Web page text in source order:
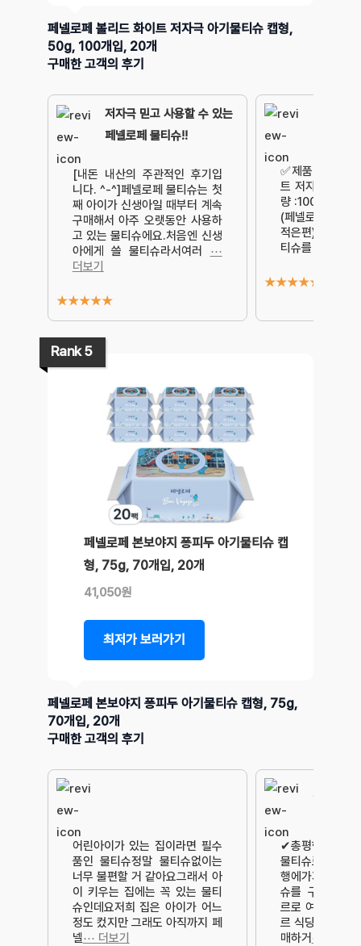
페넬로페 볼리드 화이트 저자극 아기물티슈 캡형,
50g, 100개입, 20개
구매한 고객의 후기
저자극 믿고 사용할 수 있는
페넬로페 물티슈!!
[내돈 내산의 주관적인 후기입
니다. ^-^]페넬로페 물티슈는 첫
째 아이가 신생아일 때부터 계속
구매해서 아주 오랫동안 사용하
고 있는 물티슈에요.처음엔 신생
아에게 쓸 물티슈라서여러 ⋯
더보기
★★★★★
✅️제품명:페넬
트 저자극 아기
량 :100매 ×10
(페넬로페 물
적은편)✅️구매
티슈를 지속적
★★★★★
Rank 5
페넬로페 본보야지 퐁피두 아기물티슈 캡
형, 75g, 70개입, 20개
41,050원
최저가 보러가기
페넬로페 본보야지 퐁피두 아기물티슈 캡형, 75g,
70개입, 20개
구매한 고객의 후기
어린아이가 있는 집이라면 필수
품인 물티슈정말 물티슈없이는
너무 불편할 거 같아요그래서 아
이 키우는 집에는 꼭 있는 물티
슈인데요저희 집은 아이가 어느
정도 컸지만 그래도 아직까지 페
넬⋯ 더보기
여행에 필
✔총평항상 물
물티슈로 사는
행에가지고 가
슈를 구매하게
르로 여행을 다
르 식당에서는
매하거 ⋯ 더보기